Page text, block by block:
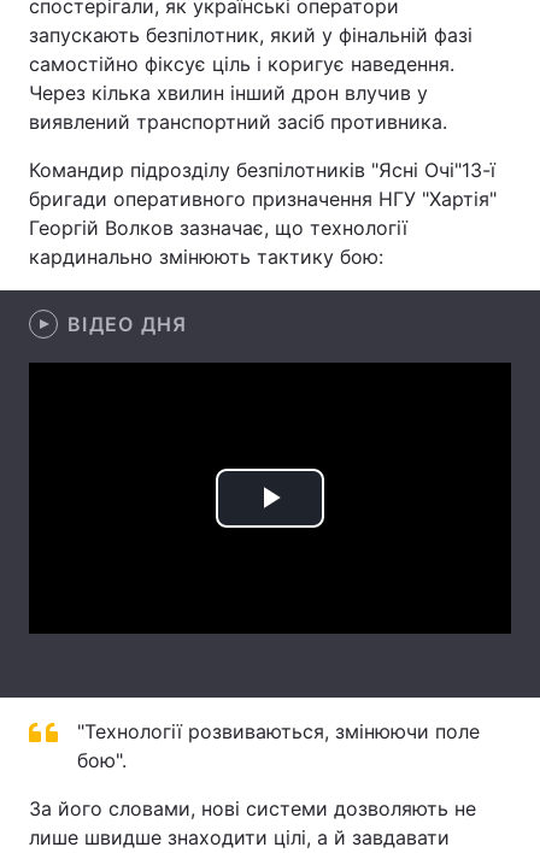
Зброя Інциденти
Туризм
Цікавинки Погода
Екологія
Лонгріди
Відео з Youtube
Інтерв'ю Думки
спостерігали, як українські оператори
запускають безпілотник, який у фінальній фазі
самостійно фіксує ціль і коригує наведення.
Через кілька хвилин інший дрон влучив у
виявлений транспортний засіб противника.
Командир підрозділу безпілотників "Ясні Очі"13-ї
бригади оперативного призначення НГУ "Хартія"
Георгій Волков зазначає, що технології
кардинально змінюють тактику бою:
ВІДЕО ДНЯ
Play
"Технології розвиваються, змінюючи поле
бою".
За його словами, нові системи дозволяють не
лише швидше знаходити цілі, а й завдавати